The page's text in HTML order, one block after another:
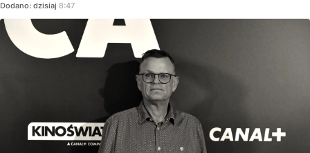
Dodano: dzisiaj 8:47